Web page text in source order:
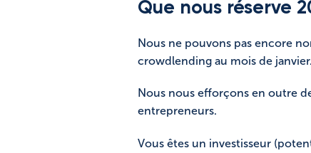
Que nous réserve
Nous ne pouvons pas encore
crowdlending au mois de janvier.
Nous nous efforçons en outre
entrepreneurs.
Vous êtes un investisseur